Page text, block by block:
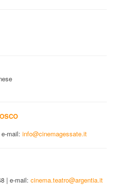
mail: info@cinemagessate.it
| e-mail: cinema.teatro@argentia.it